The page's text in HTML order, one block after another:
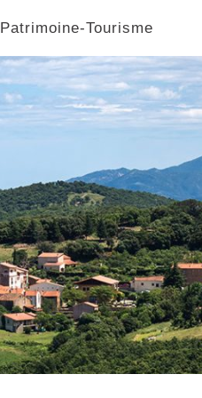
Patrimoine-Tourisme